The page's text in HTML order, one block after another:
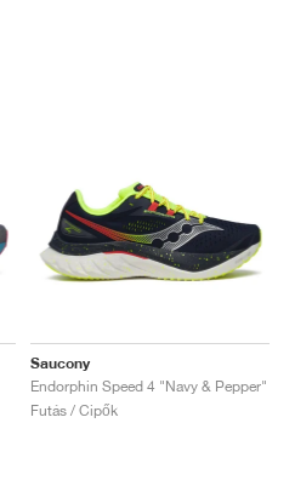
Saucony
Endorphin Speed 4 "Navy & Pepper"
Futás / Cipők